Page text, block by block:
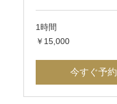
1時間
15,000
円
￥15,000
今すぐ予約